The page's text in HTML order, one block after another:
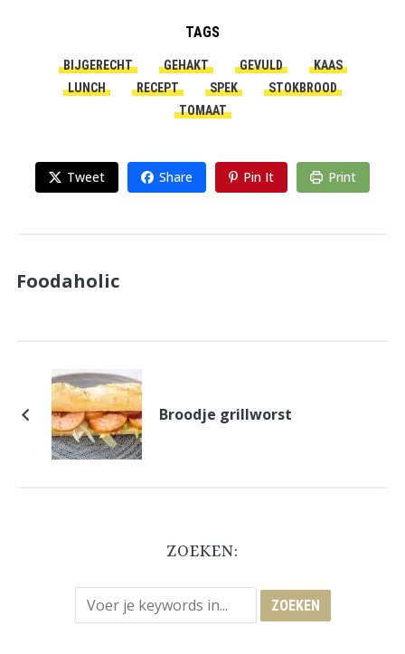
TAGS
BIJGERECHT GEHAKT GEVULD
KAAS
LUNCH
RECEPT SPEK
STOKBROOD
TOMAAT
Tweet Share Pin It Print
Foodaholic
Broodje grillworst
ZOEKEN: